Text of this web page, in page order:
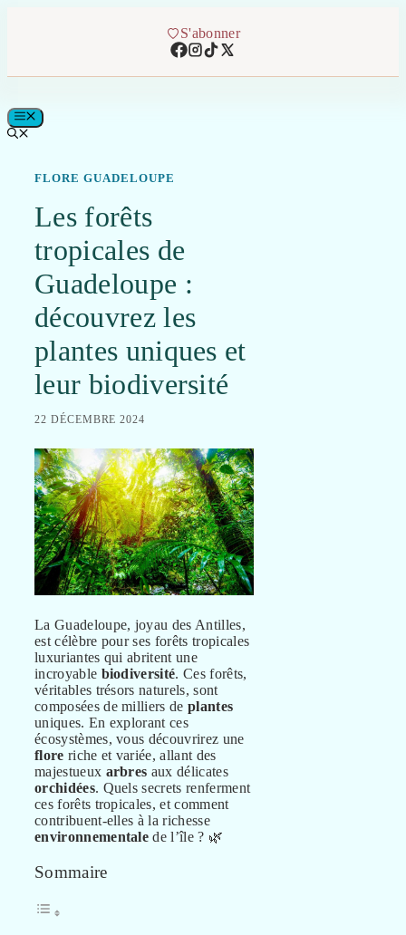
S'abonner
MENU
FLORE GUADELOUPE
Les forêts
tropicales de
Guadeloupe :
découvrez les
plantes uniques et
leur biodiversité
22 DÉCEMBRE 2024
La Guadeloupe, joyau des Antilles,
est célèbre pour ses forêts tropicales
luxuriantes qui abritent une
incroyable biodiversité. Ces forêts,
véritables trésors naturels, sont
composées de milliers deplantes
uniques. En explorant ces
écosystèmes, vous découvrirez une
flore riche et variée, allant des
majestueux arbres aux délicates
orchidées. Quels secrets renferment
ces forêts tropicales, et comment
contribuent-elles à la richesse
environnementale de l’île ? 🌿
Sommaire